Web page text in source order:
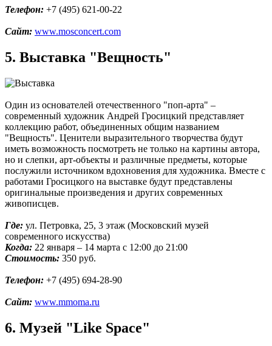
Телефон: +7 (495) 621-00-22
Сайт: www.mosconcert.com
5. Выставка "Вещность"
Один из основателей отечественного "поп-арта" –
современный художник Андрей Гросицкий представляет
коллекцию работ, объединенных общим названием
"Вещность". Ценители выразительного творчества будут
иметь возможность посмотреть не только на картины автора,
но и слепки, арт-объекты и различные предметы, которые
послужили источником вдохновения для художника. Вместе с
работами Гросицкого на выставке будут представлены
оригинальные произведения и других современных
живописцев.
Где: ул. Петровка, 25, 3 этаж (Московский музей
современного искусства)
Когда: 22 января – 14 марта с 12:00 до 21:00
Стоимость: 350 руб.
Телефон: +7 (495) 694-28-90
Сайт: www.mmoma.ru
6. Музей "Like Space"